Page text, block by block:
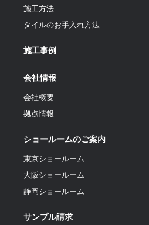
施工方法
タイルのお手入れ方法
施工事例
会社情報
会社概要
拠点情報
ショールームのご案内
東京ショールーム
大阪ショールーム
静岡ショールーム
サンプル請求